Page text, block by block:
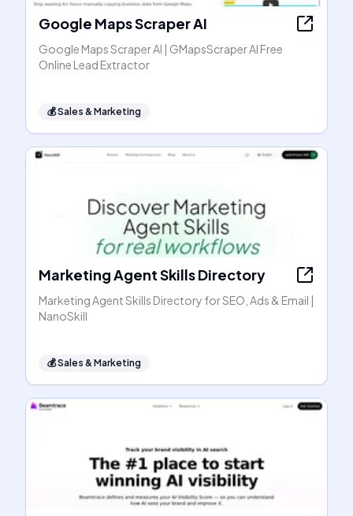
Google Maps Scraper AI
Google Maps Scraper AI | GMapsScraper AI Free
Online Lead Extractor
💰Sales & Marketing
Marketing Agent Skills Directory
Marketing Agent Skills Directory for SEO, Ads & Email |
NanoSkill
💰Sales & Marketing